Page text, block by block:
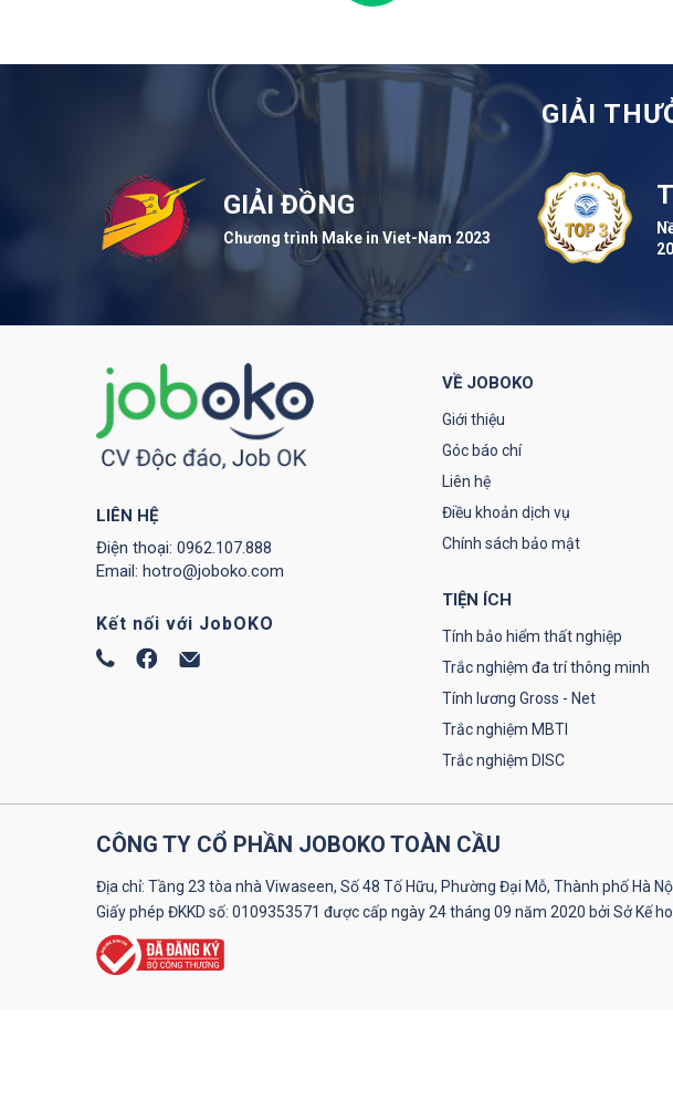
GIẢI
GIẢI ĐỒNG
Chương trình Make in Viet-Nam 2023
LIÊN HỆ
Điện thoại: 0962.107.888
Email: hotro@joboko.com
Kết nối với JobOKO
VỀ JOBOKO
Giới thiệu
Góc báo chí
Liên hệ
Điều khoản dịch vụ
Chính sách bảo mật
TIỆN ÍCH
Tính bảo hiểm thất nghiệp
Trắc nghiệm đa trí thông minh
Tính lương Gross - Net
Trắc nghiệm MBTI
Trắc nghiệm DISC
CÔNG TY CỔ PHẦN JOBOKO TOÀN CẦU
Địa chỉ: Tầng 23 tòa nhà Viwaseen, Số 48 Tố Hữu, Phường Đại Mỗ, Thành phố Hà
Giấy phép ĐKKD số: 0109353571 được cấp ngày 24 tháng 09 năm 2020 bởi Sở Kế